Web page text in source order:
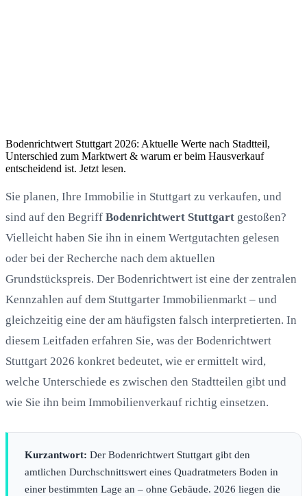
Bodenrichtwert Stuttgart 2026: Aktuelle Werte nach Stadtteil,
Unterschied zum Marktwert & warum er beim Hausverkauf
entscheidend ist. Jetzt lesen.
Sie planen, Ihre Immobilie in Stuttgart zu verkaufen, und
sind auf den Begriff Bodenrichtwert Stuttgart gestoßen?
Vielleicht haben Sie ihn in einem Wertgutachten gelesen
oder bei der Recherche nach dem aktuellen
Grundstückspreis. Der Bodenrichtwert ist eine der zentralen
Kennzahlen auf dem Stuttgarter Immobilienmarkt – und
gleichzeitig eine der am häufigsten falsch interpretierten. In
diesem Leitfaden erfahren Sie, was der Bodenrichtwert
Stuttgart 2026 konkret bedeutet, wie er ermittelt wird,
welche Unterschiede es zwischen den Stadtteilen gibt und
wie Sie ihn beim Immobilienverkauf richtig einsetzen.
Kurzantwort: Der Bodenrichtwert Stuttgart gibt den
amtlichen Durchschnittswert eines Quadratmeters Boden in
einer bestimmten Lage an – ohne Gebäude. 2026 liegen die